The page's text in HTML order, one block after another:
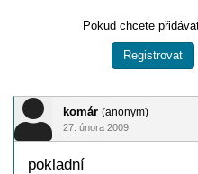
Pokud chcete
Registrovat
komár (anonym)
27. února 2009
pokladní